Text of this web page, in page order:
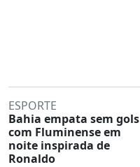
ESPORTE
Bahia empata sem gols
com Fluminense em
noite inspirada de
Ronaldo